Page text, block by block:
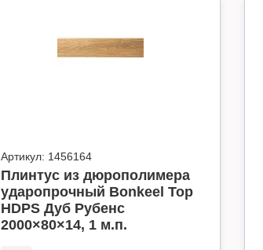
Артикул: 1456164
Плинтус из дюрополимера
ударопрочный Bonkeel Top
HDPS Дуб Рубенс
2000×80×14, 1 м.п.